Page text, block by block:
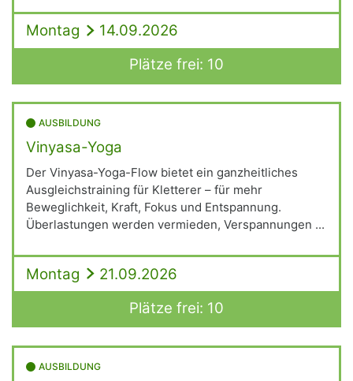
Montag
14.09.2026
Plätze frei: 10
AUSBILDUNG
Vinyasa-Yoga
Der Vinyasa-Yoga-Flow bietet ein ganzheitliches
Ausgleichstraining für Kletterer – für mehr
Beweglichkeit, Kraft, Fokus und Entspannung.
Überlastungen werden vermieden, Verspannungen ...
Montag
21.09.2026
Plätze frei: 10
AUSBILDUNG